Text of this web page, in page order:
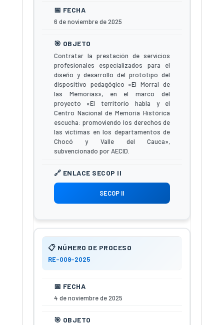
6 de noviembre de 2025
Contratar la prestación de servicios
profesionales especializados para el
diseño y desarrollo del prototipo del
dispositivo pedagógico «El Morral de
las Memorias», en el marco del
proyecto «El territorio habla y el
Centro Nacional de Memoria Histórica
escucha: promoviendo los derechos de
las víctimas en los departamentos de
Chocó y Valle del Cauca»,
subvencionado por AECID.
SECOP II
RE-009-2025
4 de noviembre de 2025